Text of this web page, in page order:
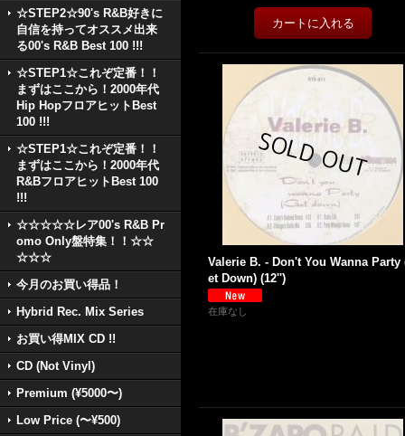
☆STEP2☆90's R&B好きに
自信を持ってオススメ出来
る00's R&B Best 100 !!!
☆STEP1☆これぞ定番！！
まずはここから！2000年代
Hip HopフロアヒットBest
100 !!!
☆STEP1☆これぞ定番！！
まずはここから！2000年代
R&BフロアヒットBest 100
!!!
☆☆☆☆☆レア00's R&B Pr
omo Only盤特集！！☆☆
☆☆☆
今月のお買い得品！
Hybrid Rec. Mix Series
お買い得MIX CD !!
CD (Not Vinyl)
Premium (¥5000〜)
Low Price (〜¥500)
Valerie B. - Don't You Wanna Party
et Down) (12'')
在庫なし